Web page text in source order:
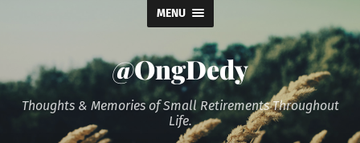
MENU
@OngDedy
Thoughts & Memories of Small Retirements Throughout
Life.